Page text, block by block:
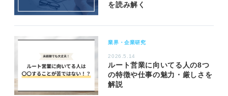
を読み解く
業界・企業研究
2026.5.14
ルート営業に向いてる人の8つ
の特徴や仕事の魅力・厳しさを
解説